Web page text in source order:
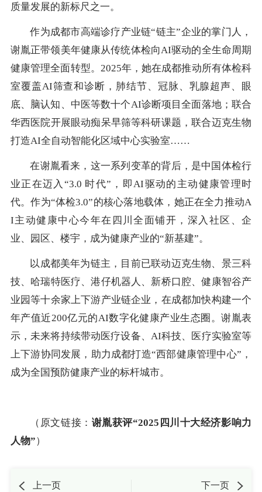
质量发展的新标尺之一。
作为成都市高端诊疗产业链“链主”企业的掌门人，
谢胤正带领美年健康从传统体检向AI驱动的全生命周期
健康管理全面转型。2025年，她在成都推动所有体检科
室覆盖AI筛查和诊断，肺结节、冠脉、乳腺超声、眼
底、脑认知、中医等数十个AI诊断项目全面落地；联合
华西医院开展眼动痴呆早筛等科研课题，联合迈克生物
打造AI全自动智能化区域中心实验室……
在谢胤看来，这一系列变革的背后，是中国体检行
业正在迈入“3.0 时代”，即AI驱动的主动健康管理时
代。作为“体检3.0”的核心落地载体，她正在全力推动A
I主动健康中心今年在四川全面铺开，深入社区、企
业、园区、楼宇，成为健康产业的“新基建”。
以成都美年为链主，目前已联动迈克生物、景三科
技、哈瑞特医疗、港仔机器人、新桥口腔、健康智谷产
业园等十余家上下游产业链企业，在成都加快构建一个
年产值近200亿元的AI数字化健康产业生态圈。谢胤表
示，未来将持续带动医疗设备、AI科技、医疗实验室等
上下游协同发展，助力成都打造“西部健康管理中心”，
成为全国预防健康产业的标杆城市。
（原文链接： 谢胤获评“2025四川十大经济影响力
人物”）
上一页 下一页